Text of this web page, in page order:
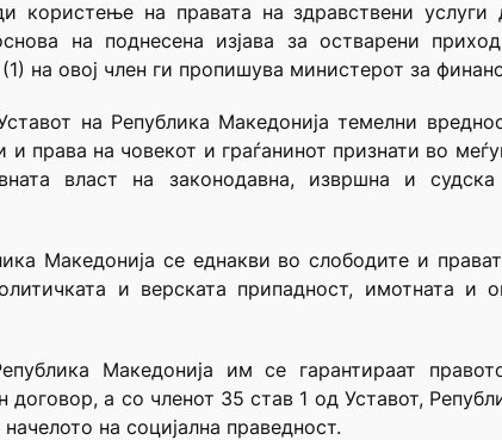
користење на правата на здравствени
на поднесена изјава за остварени
на овој член ги пропишува министерот за
на Република Македонија темелни
права на човекот и граѓанинот признати во
власт на законодавна, извршна и
Македонија се еднакви во слободите и
и верската припадност, имотната и
Македонија им се гарантираат
а со членот 35 став 1 од Уставот,
на социјална праведност.